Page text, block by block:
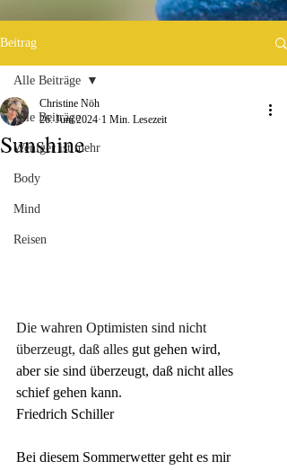
Beitrag
Alle Beiträge
Weniger ist mehr
Body
Mind
Reisen
Alle Beiträge
Sunshine
Christine Nöh
26. Juni 2024 1 Min. Lesezeit
Die wahren Optimisten sind nicht
überzeugt, daß alles gut gehen wird,
aber sie sind überzeugt, daß nicht alles
schief gehen kann.
Friedrich Schiller
Bei diesem Sommerwetter geht es mir